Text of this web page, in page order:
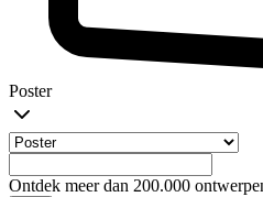
Poster
Ontdek meer dan 200.000